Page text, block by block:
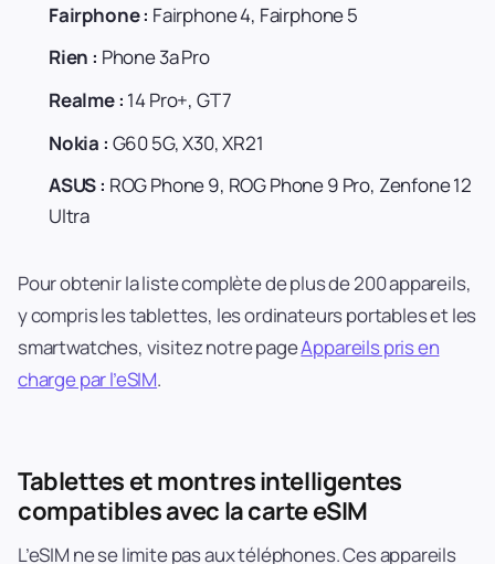
Fairphone : Fairphone 4, Fairphone 5
Rien : Phone 3a Pro
Realme : 14 Pro+, GT 7
Nokia : G60 5G, X30, XR21
ASUS : ROG Phone 9, ROG Phone 9 Pro, Zenfone 12
Ultra
Pour obtenir la liste complète de plus de 200 appareils,
y compris les tablettes, les ordinateurs portables et les
smartwatches, visitez notre pageAppareils pris en
charge par l’eSIM.
Tablettes et montres intelligentes
compatibles avec la carte eSIM
L’eSIM ne se limite pas aux téléphones. Ces appareils